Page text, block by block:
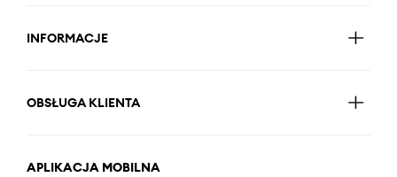
INFORMACJE
OBSŁUGA KLIENTA
APLIKACJA MOBILNA